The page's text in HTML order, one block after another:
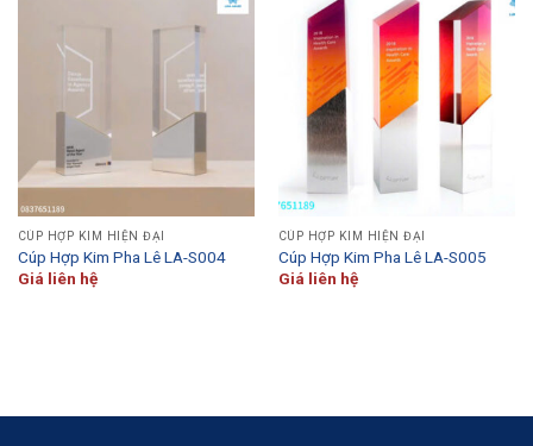
CÚP HỢP KIM HIỆN ĐẠI
Cúp Hợp Kim Pha Lê LA-S004
Giá liên hệ
CÚP HỢP KIM HIỆN ĐẠI
Cúp Hợp Kim Pha Lê LA-S005
Giá liên hệ